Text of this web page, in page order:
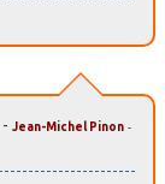
- Jean-Michel Pinon -